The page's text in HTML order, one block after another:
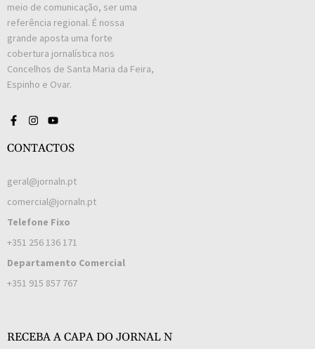
meio de comunicação, ser uma
referência regional. É nossa
grande aposta uma forte
cobertura jornalística nos
Concelhos de Santa Maria da Feira,
Espinho e Ovar.
CONTACTOS
geral@jornaln.pt
comercial@jornaln.pt
Telefone Fixo
+351 256 136 171
Departamento Comercial
+351 915 857 767
RECEBA A CAPA DO JORNAL N